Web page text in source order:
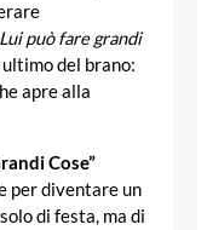
Lui può fare grandi
del brano:
apre alla
Cose”
per diventare un
di festa, ma di